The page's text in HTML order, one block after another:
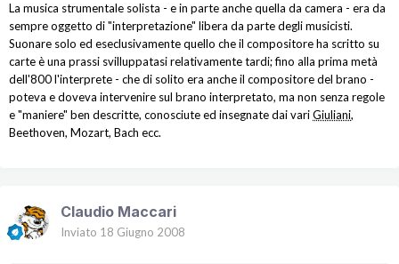
La musica strumentale solista - e in parte anche quella da camera - era da
sempre oggetto di "interpretazione" libera da parte degli musicisti.
Suonare solo ed eseclusivamente quello che il compositore ha scritto su
carte è una prassi svilluppatasi relativamente tardi; fino alla prima metà
dell'800 l'interprete - che di solito era anche il compositore del brano -
poteva e doveva intervenire sul brano interpretato, ma non senza regole
e "maniere" ben descritte, conosciute ed insegnate dai variGiuliani,
Beethoven, Mozart, Bach ecc.
Claudio Maccari
Inviato 18 Giugno 2008